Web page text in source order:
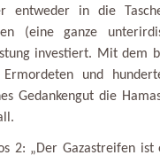
entweder in die
(eine ganze
investiert. Mit dem
Ermordeten und
Gedankengut die
2: „Der Gazastreifen